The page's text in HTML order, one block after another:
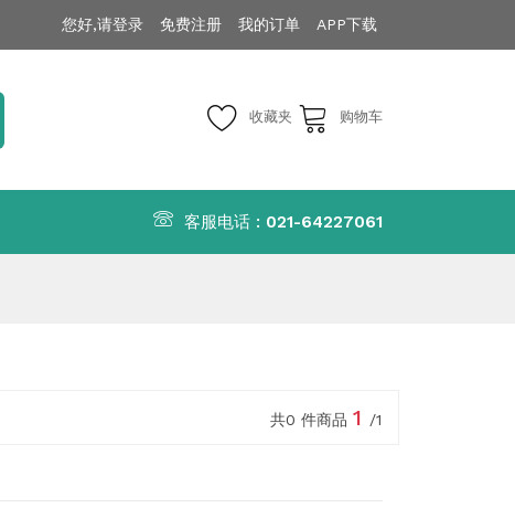
您好,请登录 免费注册 我的订单 APP下载
收藏夹 购物车
客服电话 : 021-64227061
共0 件商品 1 /1